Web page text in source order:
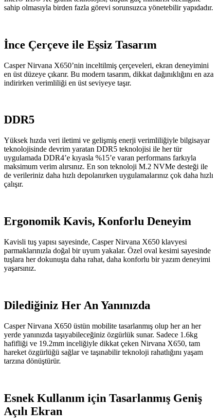
sahip olmasıyla birden fazla görevi sorunsuzca yönetebilir yapıdadır.
İnce Çerçeve ile Eşsiz Tasarım
Casper Nirvana X650’nin inceltilmiş çerçeveleri, ekran deneyimini
en üst düzeye çıkarır. Bu modern tasarım, dikkat dağınıklığını en aza
indirirken verimliliği en üst seviyeye taşır.
DDR5
Yüksek hızda veri iletimi ve gelişmiş enerji verimliliğiyle bilgisayar
teknolojisinde devrim yaratan DDR5 teknolojisi ile her tür
uygulamada DDR4’e kıyasla %15’e varan performans farkıyla
maksimum verim alırsınız. En son teknoloji M.2 NVMe desteği ile
de verileriniz daha hızlı depolanırken uygulamalarınız çok daha hızlı
çalışır.
Ergonomik Kavis, Konforlu Deneyim
Kavisli tuş yapısı sayesinde, Casper Nirvana X650 klavyesi
parmaklarınızla doğal bir uyum yakalar. Özel oval kesimi sayesinde
tuşlara her dokunuşta daha rahat, daha konforlu bir yazım deneyimi
yaşarsınız.
Dilediğiniz Her An Yanınızda
Casper Nirvana X650 üstün mobilite tasarlanmış olup her an her
yerde yanınızda taşıyabileceğiniz özgürlük sunar. Sadece 1.6kg
hafifliği ve 19.2mm inceliğiyle dikkat çeken Nirvana X650, tam
hareket özgürlüğü sağlar ve taşınabilir teknoloji rahatlığını yaşam
tarzına dönüştürür.
Esnek Kullanım için Tasarlanmış Geniş
Açılı Ekran